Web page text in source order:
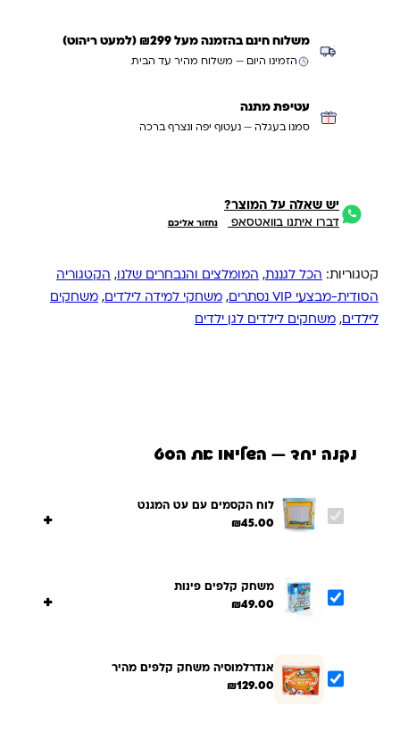
משלוח חינם בהזמנה מעל ₪299 (למעט ריהוט)
הזמינו היום — משלוח מהיר עד הבית
עטיפת מתנה
סמנו בעגלה — נעטוף יפה ונצרף ברכה
יש שאלה על המוצר?
דברו איתנו בוואטסאפ נחזור אליכם
קטגוריות:הכל לגננת,המומלצים והנבחרים שלנו,הקטגוריה
הסודית-מבצעי VIP נסתרים
,משחקי למידה לילדים,משחקים
לילדים,משחקים לילדים לגן ילדים
נקנה יחד — השלימו את הסט
לוח הקסמים עם עט המגנט
₪45.00
משחק קלפים פינות
₪49.00
אנדרלמוסיה משחק קלפים מהיר
₪129.00